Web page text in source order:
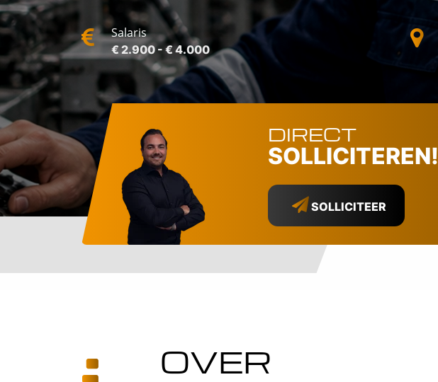
Salaris
€ 2.900 - € 4.000
DIRECT
SOLLICITEREN!
SOLLICITEER
OVER